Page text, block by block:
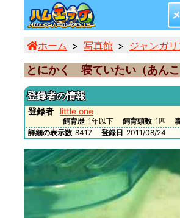
ホーム 写真館 ジャンガリ
とにかく 寝ていたい（あんこ
登録者の情報
登録者 little one
飼育歴 1年以下 飼育頭数 1匹
詳細の表示数 8417 登録日 2011/08/24